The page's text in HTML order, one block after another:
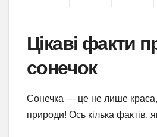
Цікаві факти
сонечок
Сонечка — це не лише
природи! Ось кілька фактів,